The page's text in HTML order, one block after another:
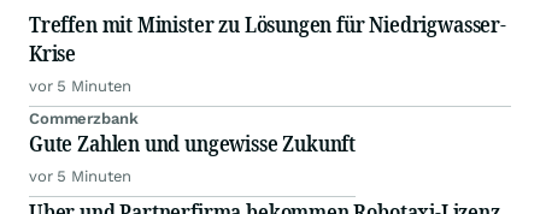
Treffen mit Minister zu Lösungen für Niedrigwasser-
Krise
vor 5 Minuten
Commerzbank
Gute Zahlen und ungewisse Zukunft
vor 5 Minuten